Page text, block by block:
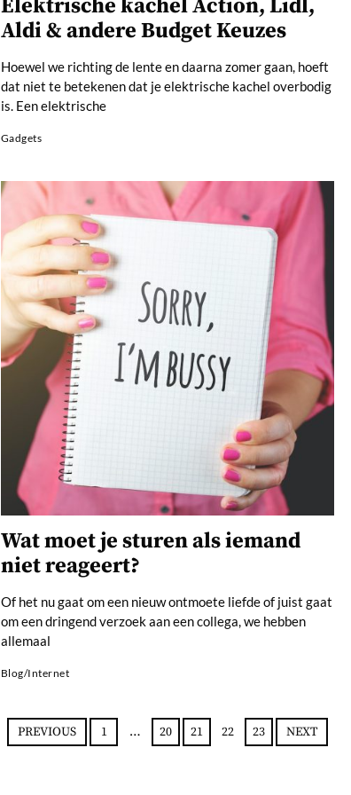
Elektrische kachel Action, Lidl,
Aldi & andere Budget Keuzes
Hoewel we richting de lente en daarna zomer gaan, hoeft
dat niet te betekenen dat je elektrische kachel overbodig
is. Een elektrische
Gadgets
Wat moet je sturen als iemand
niet reageert?
Of het nu gaat om een nieuw ontmoete liefde of juist gaat
om een dringend verzoek aan een collega, we hebben
allemaal
Blog/Internet
PREVIOUS 1 … 20 21 22 23 NEXT